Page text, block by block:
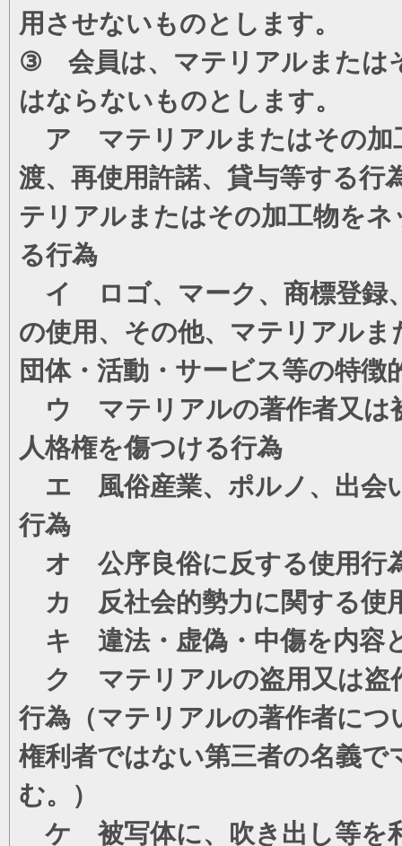
用させないものとします。
③ 会員は、マテリアルまたは
はならないものとします。
ア マテリアルまたはその加
渡、再使用許諾、貸与等する行
テリアルまたはその加工物を
る行為
イ ロゴ、マーク、商標登録
の使用、その他、マテリアル
団体・活動・サービス等の特
ウ マテリアルの著作者又は
人格権を傷つける行為
エ 風俗産業、ポルノ、出会
行為
オ 公序良俗に反する使用行
カ 反社会的勢力に関する使
キ 違法・虚偽・中傷を内容
ク マテリアルの盗用又は盗
行為（マテリアルの著作者に
権利者ではない第三者の名義
む。）
ケ 被写体に、吹き出し等を